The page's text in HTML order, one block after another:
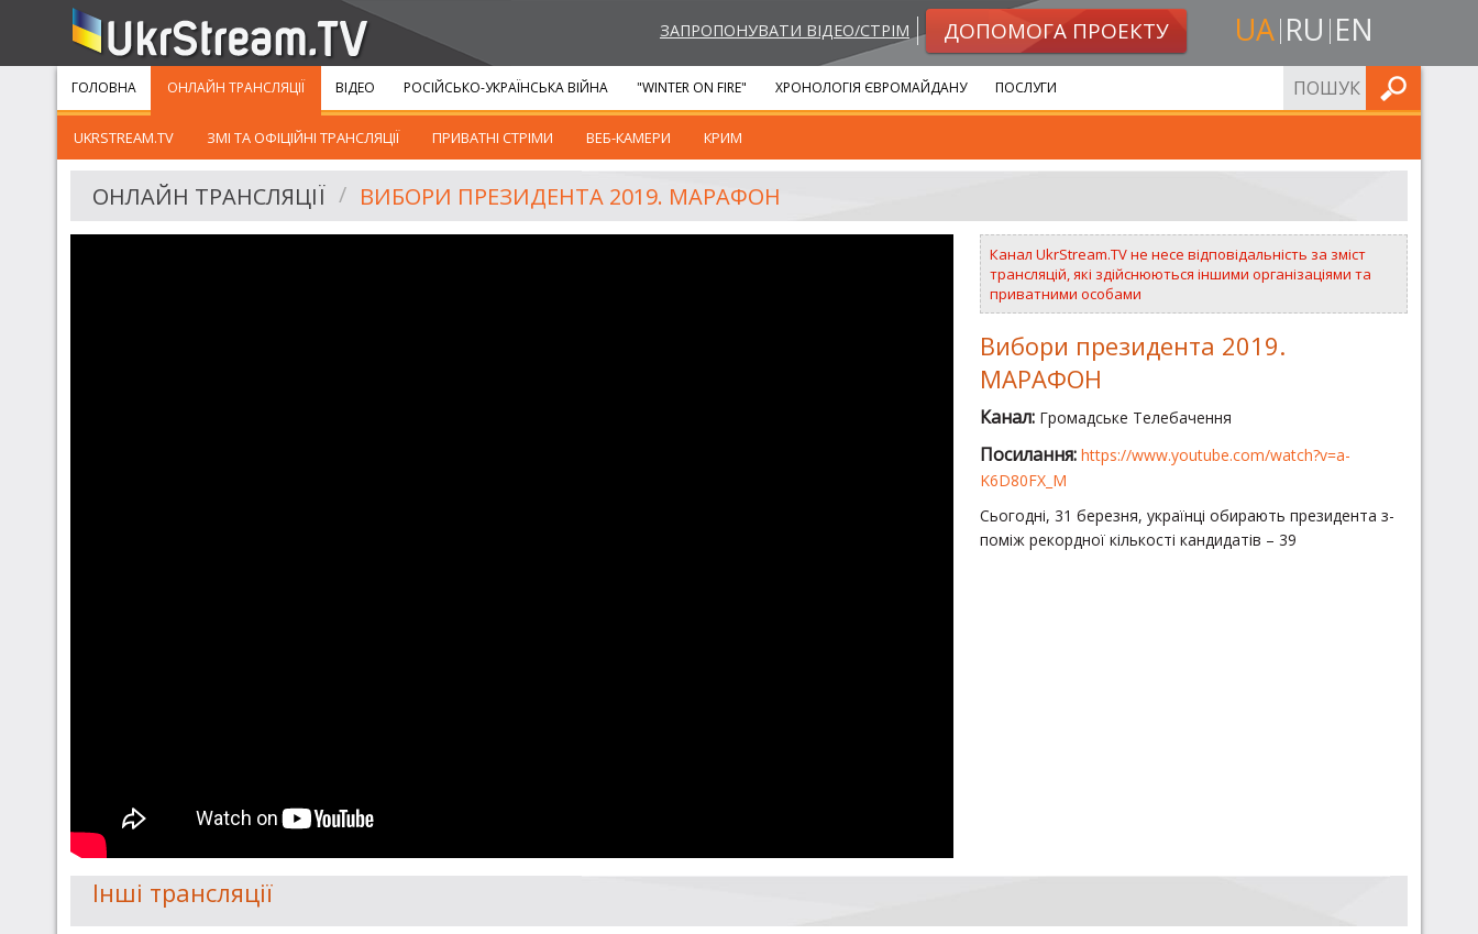
ЗАПРОПОНУВАТИ ВІДЕО/СТРІМ ДОПОМОГА ПРОЕКТУ UA RU EN
ГОЛОВНА ОНЛАЙН ТРАНСЛЯЦІЇ
UKRSTREAM.TV ЗМІ ТА ОФІЦІЙНІ ТРАНСЛЯЦІЇ ПРИВАТНІ СТРІМИ ВЕБ-КАМЕРИ КРИМ
ВІДЕО РОСІЙСЬКО-УКРАЇНСЬКА ВІЙНА "WINTER ON FIRE" ХРОНОЛОГІЯ ЄВРОМАЙДАНУ ПОСЛУГИ ШУКАТИ
ОНЛАЙН ТРАНСЛЯЦІЇ ВИБОРИ ПРЕЗИДЕНТА 2019. МАРАФОН
Канал UkrStream.TV не несе відповідальність за зміст
трансляцій, які здійснюються іншими організаціями та
приватними особами
Вибори президента 2019.
МАРАФОН
Канал: Громадське Телебачення
Посилання: https://www.youtube.com/watch?v=a-
K6D80FX_M
Сьогодні, 31 березня, українці обирають президента з-
поміж рекордної кількості кандидатів – 39
Інші трансляції